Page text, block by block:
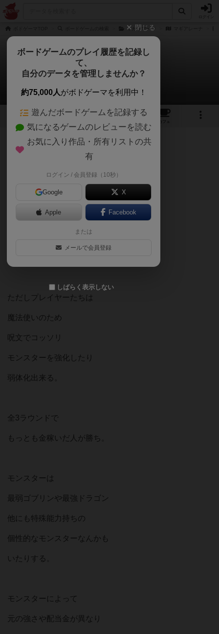
イカサマージ
マギアレーナ
ワタルさんのレビュー
3 4
カフェ
153名 0名 0 7ヶ月前
ドラクエの格闘場のように
どのモンスターが勝つか
ただしプレイヤーたちは
魔法使いのため
呪文でコッソリ
モンスターを強化したり
弱体化出来る。
全3ラウンドで
もっとも金稼いだ人が勝ち。
モンスターは
最弱ゴブリンや最強ドラゴン
他にも特殊能力持ちの
個性的なモンスターなんかも
いたりする。
モンスターによって
元の強さや配当金が異なり
閉じる
ボードゲームのプレイ履歴を記録し
て、
自分のデータを管理しませんか？
約75,000人がボドゲーマを利用中！
遊んだボードゲームを記録する
気になるゲームのレビューを読む
お気に入り作品・所有リストの共
有
ログイン / 会員登録（10秒）
Google X
Apple Facebook
または
メールで会員登録
しばらく表示しない